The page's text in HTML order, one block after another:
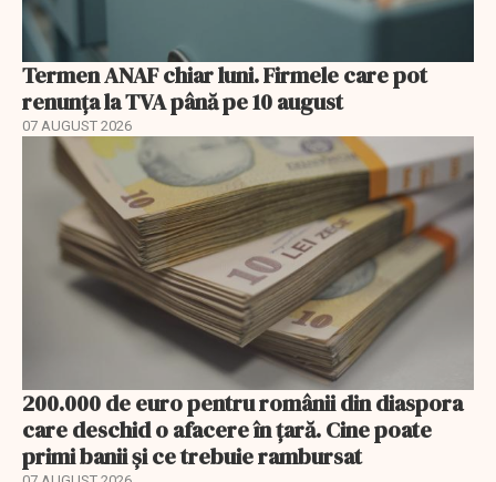
Termen ANAF chiar luni. Firmele care pot
renunța la TVA până pe 10 august
07 AUGUST 2026
200.000 de euro pentru românii din diaspora
care deschid o afacere în țară. Cine poate
primi banii și ce trebuie rambursat